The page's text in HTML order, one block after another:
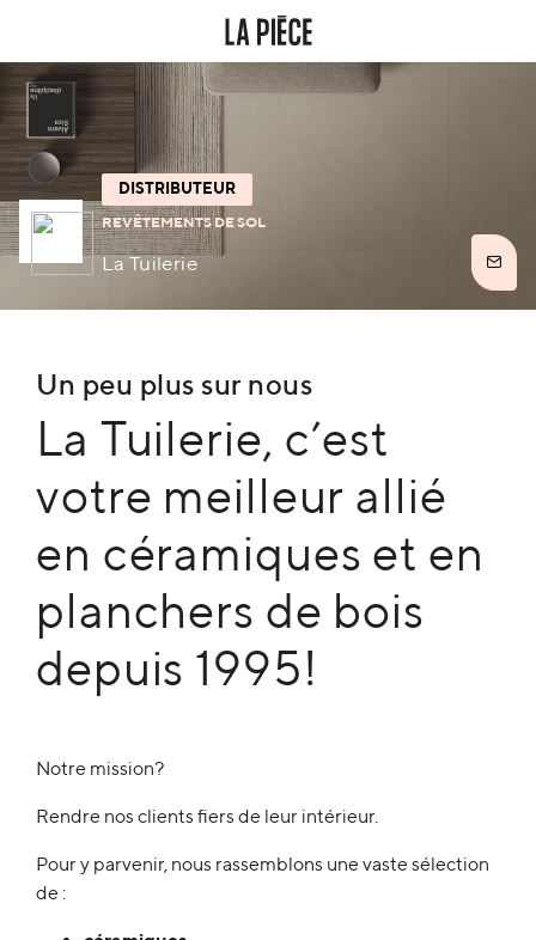
DISTRIBUTEUR
REVÊTEMENTS DE SOL
La Tuilerie
Un peu plus sur nous
La Tuilerie, c’est
votre meilleur allié
en céramiques et en
planchers de bois
depuis 1995!
Notre mission?
Rendre nos clients fiers de leur intérieur.
Pour y parvenir, nous rassemblons une vaste sélection
de :